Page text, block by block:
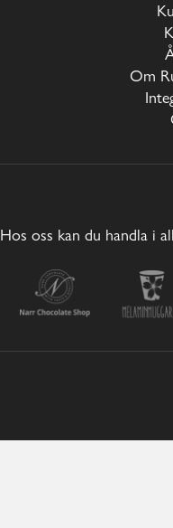
Om
Hos oss kan du handla i